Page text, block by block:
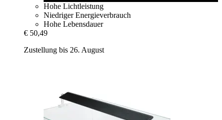
Hohe Lichtleistung
Niedriger Energieverbrauch
Hohe Lebensdauer
€ 50,49
Zustellung bis 26. August